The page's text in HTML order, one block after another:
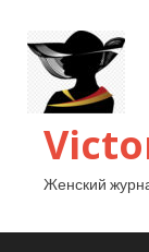
Женский